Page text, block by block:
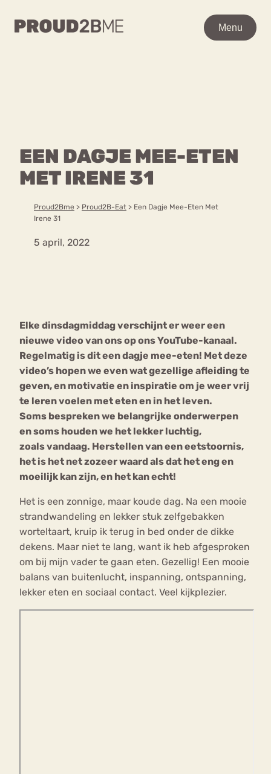
Menu
EEN DAGJE MEE-ETEN
MET IRENE 31
Proud2Bme > Proud2B-Eat > Een Dagje Mee-Eten Met
Irene 31
5 april, 2022
Elke dinsdagmiddag verschijnt er weer een
nieuwe video van ons op ons YouTube-kanaal.
Regelmatig is dit een dagje mee-eten! Met deze
video’s hopen we even wat gezellige afleiding te
geven, en motivatie en inspiratie om je weer vrij
te leren voelen met eten en in het leven.
Soms bespreken we belangrijke onderwerpen
en soms houden we het lekker luchtig,
zoals vandaag. Herstellen van een eetstoornis,
het is het net zozeer waard als dat het eng en
moeilijk kan zijn, en het kan echt!
Het is een zonnige, maar koude dag. Na een mooie
strandwandeling en lekker stuk zelfgebakken
worteltaart, kruip ik terug in bed onder de dikke
dekens. Maar niet te lang, want ik heb afgesproken
om bij mijn vader te gaan eten. Gezellig! Een mooie
balans van buitenlucht, inspanning, ontspanning,
lekker eten en sociaal contact. Veel kijkplezier.
Menu
Content
Over ons
Forum
WAAR BEN JE NAAR OP
Over proud2bme
Contact
Vacatures
Privacyverklaring
mia
Nerv
osa
Eetstoornis Anorexia Nervosa
Eetbuien Piekeren Sport
Trauma
Orthorexia
Afvallen Angst